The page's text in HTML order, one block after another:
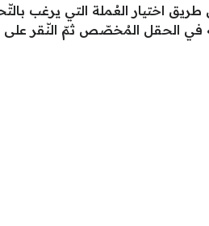
اختيار العُملة التي يرغب
في الحقل المُخصّص ثمّ النّقر